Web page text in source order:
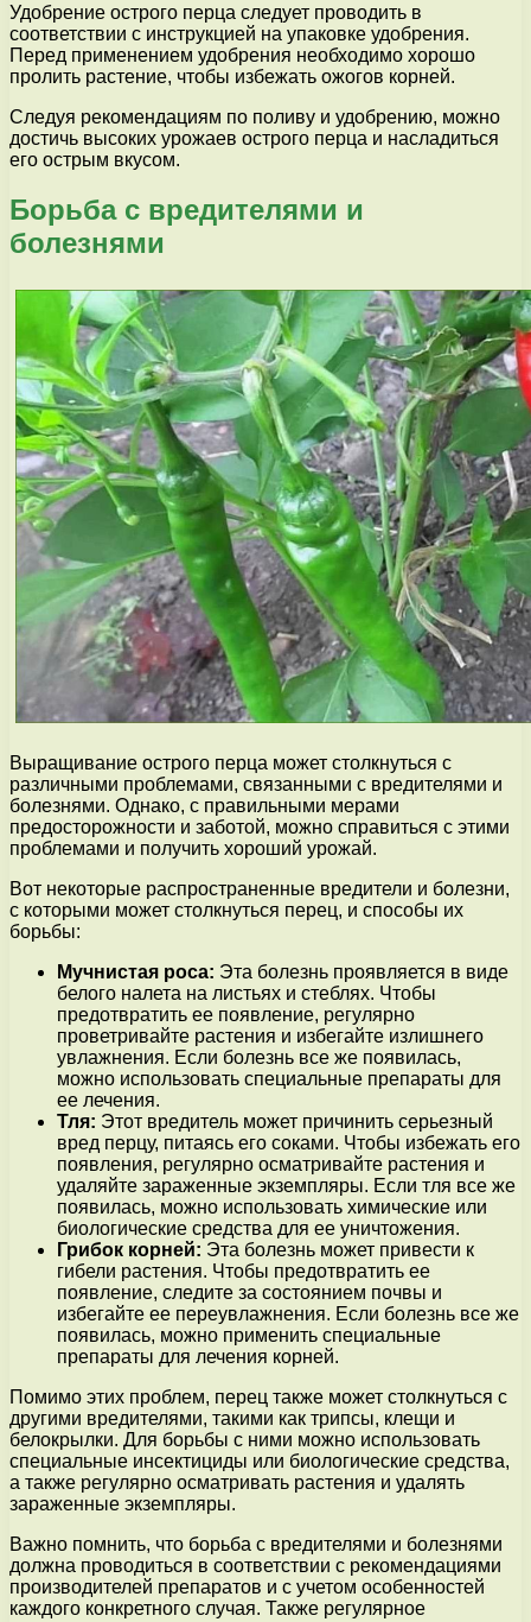
Удобрение острого перца следует проводить в
соответствии с инструкцией на упаковке удобрения.
Перед применением удобрения необходимо хорошо
пролить растение, чтобы избежать ожогов корней.
Следуя рекомендациям по поливу и удобрению, можно
достичь высоких урожаев острого перца и насладиться
его острым вкусом.
Борьба с вредителями и
болезнями
Выращивание острого перца может столкнуться с
различными проблемами, связанными с вредителями и
болезнями. Однако, с правильными мерами
предосторожности и заботой, можно справиться с этими
проблемами и получить хороший урожай.
Вот некоторые распространенные вредители и болезни,
с которыми может столкнуться перец, и способы их
борьбы:
Мучнистая роса: Эта болезнь проявляется в виде
белого налета на листьях и стеблях. Чтобы
предотвратить ее появление, регулярно
проветривайте растения и избегайте излишнего
увлажнения. Если болезнь все же появилась,
можно использовать специальные препараты для
ее лечения.
Тля: Этот вредитель может причинить серьезный
вред перцу, питаясь его соками. Чтобы избежать его
появления, регулярно осматривайте растения и
удаляйте зараженные экземпляры. Если тля все же
появилась, можно использовать химические или
биологические средства для ее уничтожения.
Грибок корней: Эта болезнь может привести к
гибели растения. Чтобы предотвратить ее
появление, следите за состоянием почвы и
избегайте ее переувлажнения. Если болезнь все же
появилась, можно применить специальные
препараты для лечения корней.
Помимо этих проблем, перец также может столкнуться с
другими вредителями, такими как трипсы, клещи и
белокрылки. Для борьбы с ними можно использовать
специальные инсектициды или биологические средства,
а также регулярно осматривать растения и удалять
зараженные экземпляры.
Важно помнить, что борьба с вредителями и болезнями
должна проводиться в соответствии с рекомендациями
производителей препаратов и с учетом особенностей
каждого конкретного случая. Также регулярное